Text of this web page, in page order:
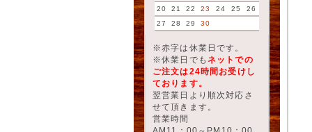
20
21 22 23 24 25
26
27
28 29 30
※赤字は休業日です。
※休業日でも ネットでの
ご注文は24時間お受けし
ております。
翌営業日より順次対応さ
せて頂きます。
営業時間